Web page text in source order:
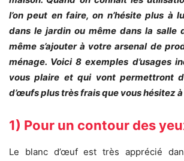
l’on peut en faire, on n’hésite plus à
dans le jardin ou même dans la salle
même s’ajouter à votre arsenal de
ménage. Voici 8 exemples d’usages
vous plaire et qui vont permettront
d’œufs plus très frais que vous hésitez
1) Pour un contour des
Le blanc d’œuf est très apprécié